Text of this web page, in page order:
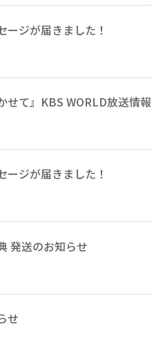
ージが届きました！
せて』KBS WORLD放送情報
ージが届きました！
発送のお知らせ
せ